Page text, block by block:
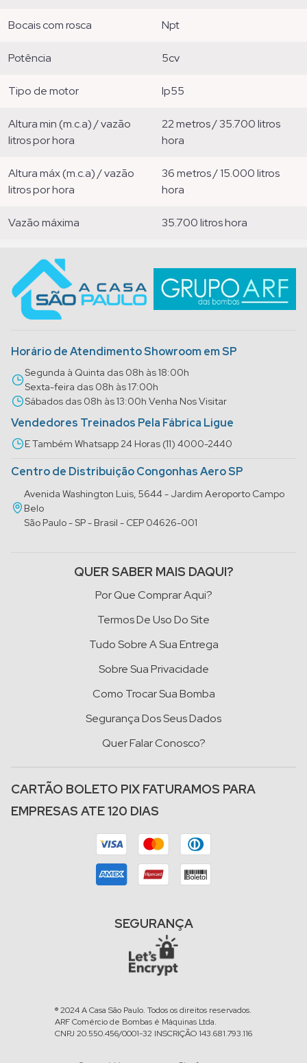
bocais com rosca npt
potência 5cv
tipo de motor ip55
altura min (m.c.a) / vazão
litros por hora
22 metros / 35.700 litros
hora
altura máx (m.c.a) / vazão
litros por hora
36 metros / 15.000 litros
hora
vazão máxima 35.700 litros hora
Horário de Atendimento Showroom em SP
Segunda à Quinta das 08h às 18:00h
Sexta-feira das 08h às 17:00h
Sábados das 08h às 13:00h Venha Nos Visitar
Vendedores Treinados Pela Fábrica Ligue
E Também Whatsapp 24 Horas (11) 4000-2440
Centro de Distribuição Congonhas Aero SP
Avenida Washington Luis, 5644 - Jardim Aeroporto Campo
Belo
São Paulo - SP - Brasil - CEP 04626-001
QUER SABER MAIS DAQUI?
Por Que Comprar Aqui?
Termos De Uso Do Site
Tudo Sobre A Sua Entrega
Sobre Sua Privacidade
Como Trocar Sua Bomba
Segurança Dos Seus Dados
Quer Falar Conosco?
CARTÃO BOLETO PIX FATURAMOS PARA
EMPRESAS ATE 120 DIAS
SEGURANÇA
® 2024 A Casa São Paulo. Todos os direitos reservados.
ARF Comércio de Bombas é Máquinas Ltda.
CNPJ 20.550.456/0001-32 INSCRIÇÃO 143.681.793.116